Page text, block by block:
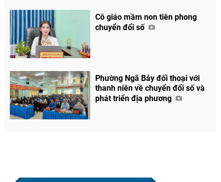
Cô giáo mầm non tiên phong
chuyển đổi số
Phường Ngã Bảy đối thoại với
thanh niên về chuyển đổi số và
phát triển địa phương